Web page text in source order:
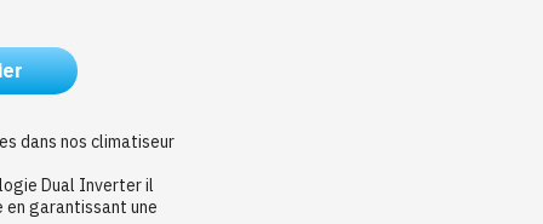
dans nos climatiseur
Dual Inverter il
garantissant une